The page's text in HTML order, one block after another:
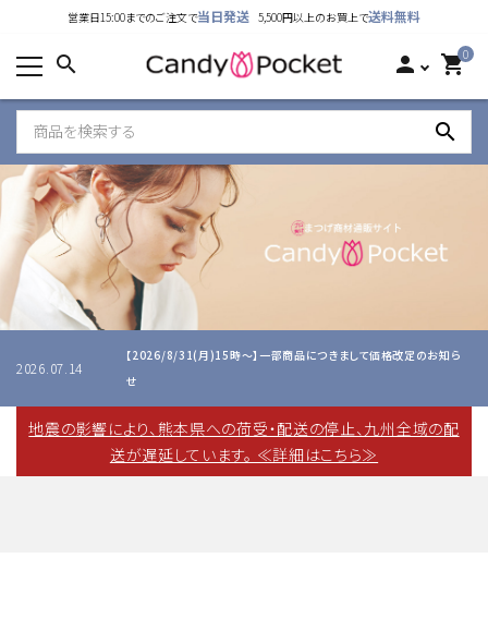
営業日15:00までのご注文で当日発送 5,500円以上のお買上で送料無料
search person 0
shopping_cart
search
2026.07.14
【2026/8/31(月)15時～】一部商品につきまして価格改定のお知ら
せ
カテゴリーから探す
ランキング
新着商品
ご利用ガイド
特定商取引法表示について
個人情報取り扱いについて
お問い合わせ
公式LINE
Instagram
地震の影響により、熊本県への荷受・配送の停止、九州全域の配
送が遅延しています。 ≪詳細はこちら≫